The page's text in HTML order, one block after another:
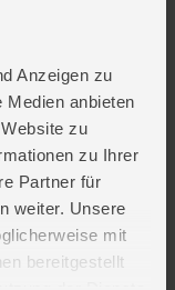
Anzeigen zu
Medien anbieten
zu
zu Ihrer
Partner für
weiter. Unsere
mit
bereitgestellt
Neuem bemalen zu